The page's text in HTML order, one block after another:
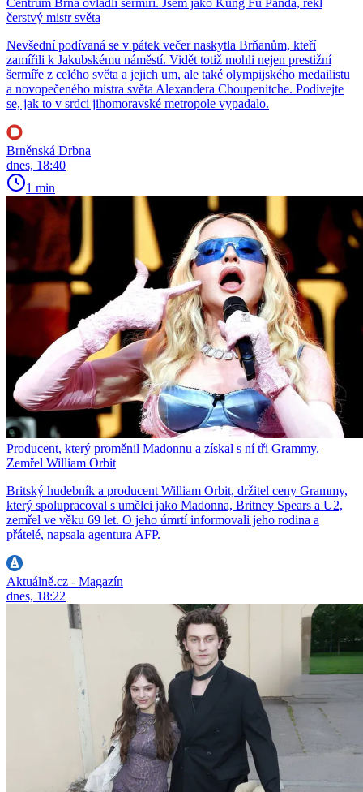
Centrum Brna ovládli šermíři. Jsem jako Kung Fu Panda, řekl
čerstvý mistr světa
Nevšední podívaná se v pátek večer naskytla Brňanům, kteří
zamířili k Jakubskému náměstí. Vidět totiž mohli nejen prestižní
šermíře z celého světa a jejich um, ale také olympijského medailistu
a novopečeného mistra světa Alexandera Choupenitche. Podívejte
se, jak to v srdci jihomoravské metropole vypadalo.
Brněnská Drbna
dnes, 18:40
1 min
Producent, který proměnil Madonnu a získal s ní tři Grammy.
Zemřel William Orbit
Britský hudebník a producent William Orbit, držitel ceny Grammy,
který spolupracoval s umělci jako Madonna, Britney Spears a U2,
zemřel ve věku 69 let. O jeho úmrtí informovali jeho rodina a
přátelé, napsala agentura AFP.
Aktuálně.cz - Magazín
dnes, 18:22